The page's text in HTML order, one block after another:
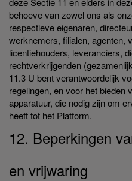
behoeve van zowel ons als
respectieve eigenaren,
werknemers, filialen, agenten,
licentiehouders, leveranciers,
rechtverkrijgenden
11.3 U bent verantwoordelijk
regelingen, en voor het bieden
apparatuur, die nodig zijn om
heeft tot het Platform.
12. Beperkingen
en vrijwaring